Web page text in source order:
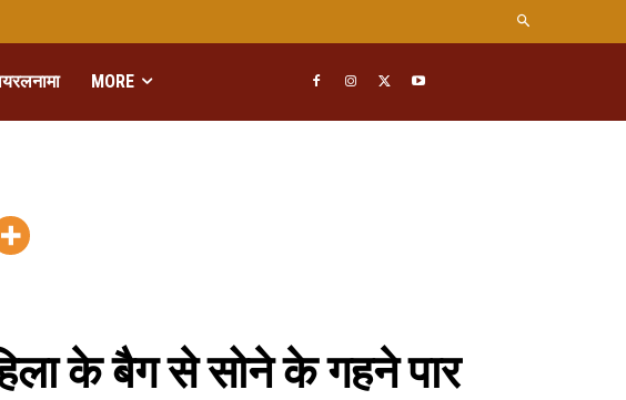
MORE
के बैग से सोने के गहने पार